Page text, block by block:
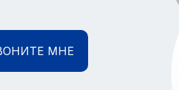
МНЕ